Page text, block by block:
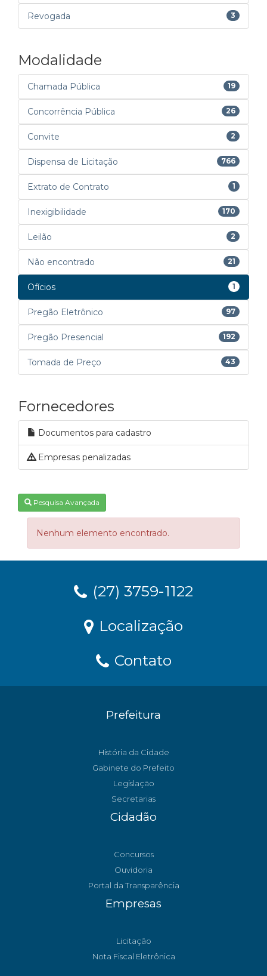
Revogada 3
Modalidade
Chamada Pública 19
Concorrência Pública 26
Convite 2
Dispensa de Licitação 766
Extrato de Contrato 1
Inexigibilidade 170
Leilão 2
Não encontrado 21
Ofícios 1
Pregão Eletrônico 97
Pregão Presencial 192
Tomada de Preço 43
Fornecedores
Documentos para cadastro
Empresas penalizadas
Pesquisa Avançada
Nenhum elemento encontrado.
(27) 3759-1122
Localização
Contato
Prefeitura
História da Cidade
Gabinete do Prefeito
Legislação
Secretarias
Cidadão
Concursos
Ouvidoria
Portal da Transparência
Empresas
Licitação
Nota Fiscal Eletrônica